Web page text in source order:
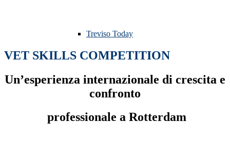
Treviso Today
VET SKILLS COMPETITION
Un’esperienza internazionale di crescita e
confronto
professionale a Rotterdam